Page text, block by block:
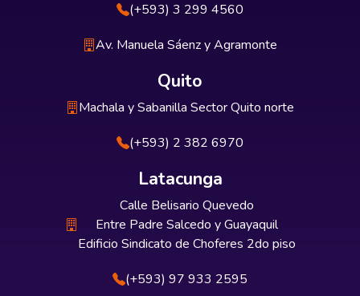
(+593) 3 299 4560
Av. Manuela Sáenz y Agramonte
Quito
Machala y Sabanilla Sector Quito norte
(+593) 2 382 6970
Latacunga
Calle Belisario Quevedo
Entre Padre Salcedo y Guayaquil
Edificio Sindicato de Choferes 2do piso
(+593) 97 933 2595